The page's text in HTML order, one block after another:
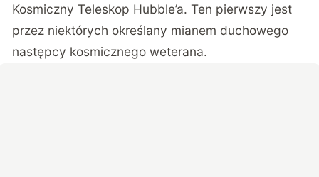
Kosmiczny Teleskop Hubble’a. Ten pierwszy jest
przez niektórych określany mianem duchowego
następcy kosmicznego weterana.